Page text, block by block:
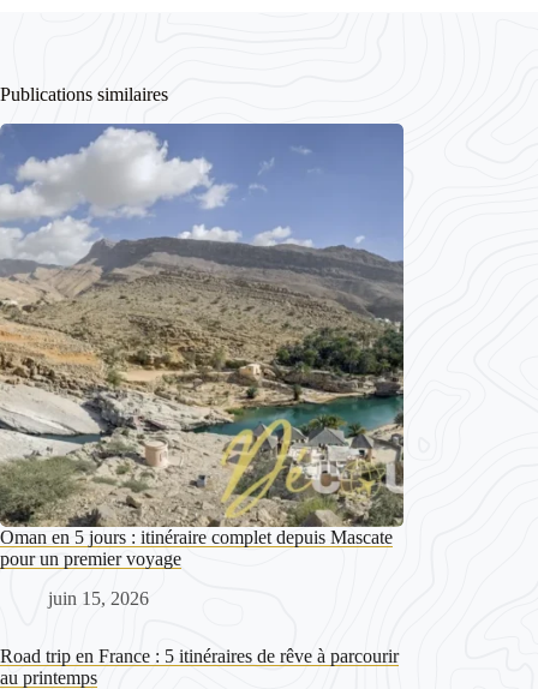
Publications similaires
Oman en 5 jours : itinéraire complet depuis Mascate
pour un premier voyage
juin 15, 2026
Road trip en France : 5 itinéraires de rêve à parcourir
au printemps